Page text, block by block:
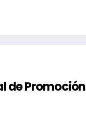
de Promoción